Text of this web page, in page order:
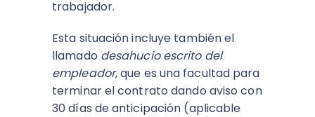
trabajador.
Esta situación incluye también el
llamado desahucio escrito del
empleador, que es una facultad para
terminar el contrato dando aviso con
30 días de anticipación (aplicable